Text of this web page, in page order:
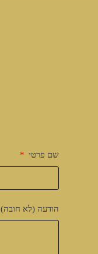
שם פרטי
הודעה (לא חובה)